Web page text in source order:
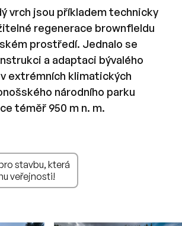
vrch jsou příkladem technicky
regenerace brownfieldu
prostředí. Jednalo se
a adaptaci bývalého
extrémních klimatických
národního parku
téměř 950 m n. m.
stavbu, která
veřejnosti!